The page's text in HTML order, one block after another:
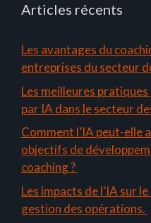
Articles récents
Les avantages du
entreprises du secteur
Les meilleures
par IA dans le secteur
Comment l’IA peut-elle
objectifs de
coaching ?
Les impacts de l’IA sur
gestion des opérations.